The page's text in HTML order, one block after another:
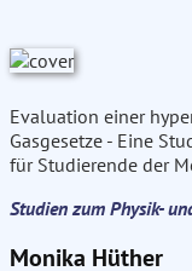
Evaluation einer
Gasgesetze - Eine
für Studierende der
Studien zum Physik-
Monika Hüther